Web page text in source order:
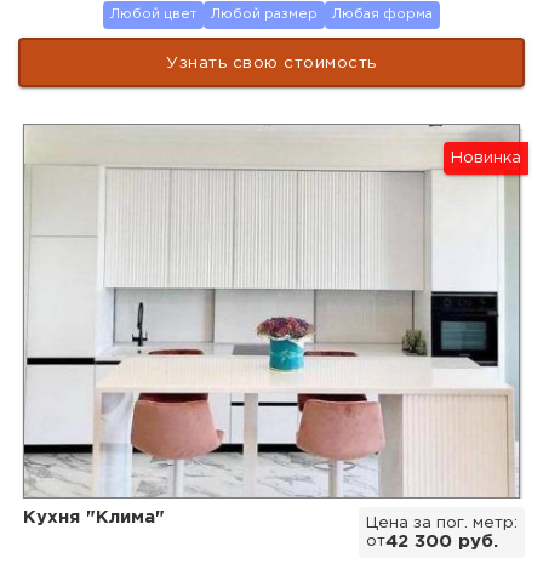
Любой цвет Любой размер Любая форма
Узнать свою стоимость
Новинка
Цена за пог. метр:
от42 300 руб.
Кухня "Клима"